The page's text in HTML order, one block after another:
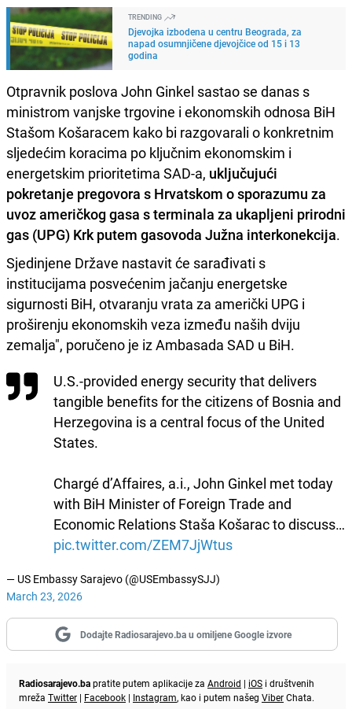
TRENDING
Djevojka izbodena u centru Beograda, za
napad osumnjičene djevojčice od 15 i 13
godina
Otpravnik poslova John Ginkel sastao se danas s
ministrom vanjske trgovine i ekonomskih odnosa BiH
Stašom Košaracem kako bi razgovarali o konkretnim
sljedećim koracima po ključnim ekonomskim i
energetskim prioritetima SAD-a, uključujući
pokretanje pregovora s Hrvatskom o sporazumu za
uvoz američkog gasa s terminala za ukapljeni prirodni
gas (UPG) Krk putem gasovoda Južna interkonekcija.
Sjedinjene Države nastavit će sarađivati s
institucijama posvećenim jačanju energetske
sigurnosti BiH, otvaranju vrata za američki UPG i
proširenju ekonomskih veza između naših dviju
zemalja", poručeno je iz Ambasada SAD u BiH.
U.S.-provided energy security that delivers
tangible benefits for the citizens of Bosnia and
Herzegovina is a central focus of the United
States.
Chargé d’Affaires, a.i., John Ginkel met today
with BiH Minister of Foreign Trade and
Economic Relations Staša Košarac to discuss…
pic.twitter.com/ZEM7JjWtus
— US Embassy Sarajevo (@USEmbassySJJ)
March 23, 2026
Dodajte Radiosarajevo.ba u omiljene Google izvore
Radiosarajevo.bapratite putem aplikacije za Android | iOS i društvenih
mreža Twitter | Facebook | Instagram, kao i putem našeg ViberChata.